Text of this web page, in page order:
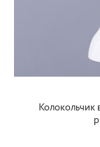
Колокольчик